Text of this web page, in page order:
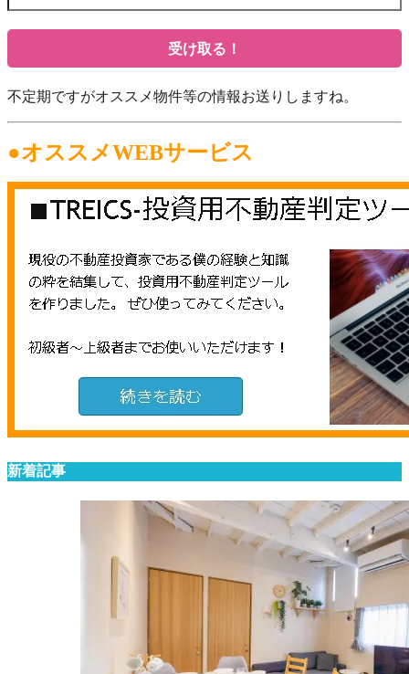
不定期ですがオススメ物件等の情報お送りしますね。
●オススメWEBサービス
新着記事